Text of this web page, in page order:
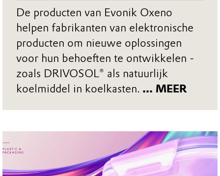
De producten van Evonik Oxeno
helpen fabrikanten van elektronische
producten om nieuwe oplossingen
voor hun behoeften te ontwikkelen -
zoals DRIVOSOL® als natuurlijk
koelmiddel in koelkasten. ... MEER